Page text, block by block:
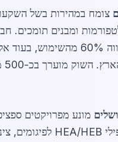
ומבנים תומכים.
צמיחה נוסף בעקבות תוכנית הרכבת המהירה לירושלים.